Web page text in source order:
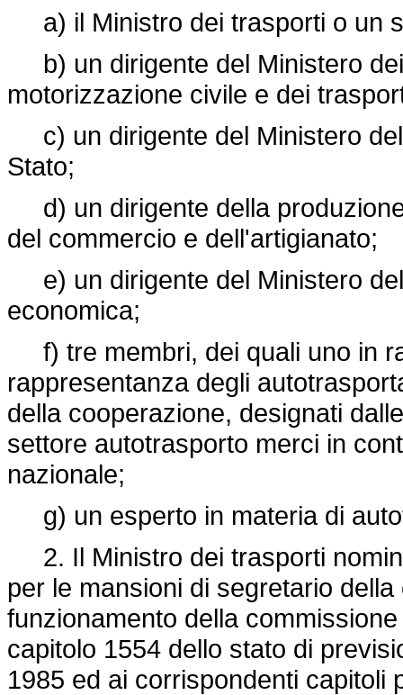
a) il Ministro dei trasporti o un
b) un dirigente del Ministero
motorizzazione civile e dei
c) un dirigente del Ministero
Stato;
d) un dirigente della
del commercio e dell'artigianato;
e) un dirigente del Ministero
economica;
f) tre membri, dei quali uno in
rappresentanza degli
della cooperazione, designati
settore autotrasporto merci in
nazionale;
g) un esperto in materia di
2. Il Ministro dei trasporti
per le mansioni di segretario
funzionamento della
capitolo 1554 dello stato di
1985 ed ai corrispondenti capitoli